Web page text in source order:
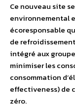
Ce nouveau site
environnemental
écoresponsable
de
intégré aux
minimiser les
consommation
effectiveness) de
zéro.